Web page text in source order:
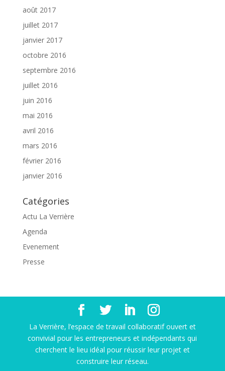
août 2017
juillet 2017
janvier 2017
octobre 2016
septembre 2016
juillet 2016
juin 2016
mai 2016
avril 2016
mars 2016
février 2016
janvier 2016
Catégories
Actu La Verrière
Agenda
Evenement
Presse
La Verrière, l’espace de travail collaboratif ouvert et
convivial pour les entrepreneurs et indépendants qui
cherchent le lieu idéal pour réussir leur projet et
construire leur réseau.